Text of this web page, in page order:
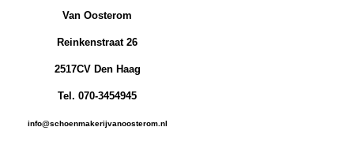
Van Oosterom
Reinkenstraat 26
2517CV Den Haag
Tel. 070-3454945
info@schoenmakerijvanoosterom.nl